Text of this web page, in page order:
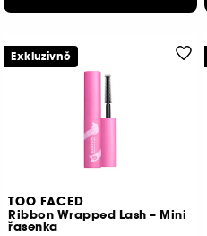
TOO FACED
Ribbon Wrapped Lash – Mini
řasenka
Exkluzivně